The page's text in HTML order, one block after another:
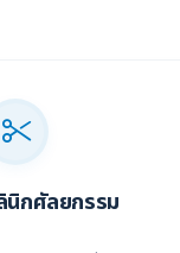
นิกศัลยกรรม